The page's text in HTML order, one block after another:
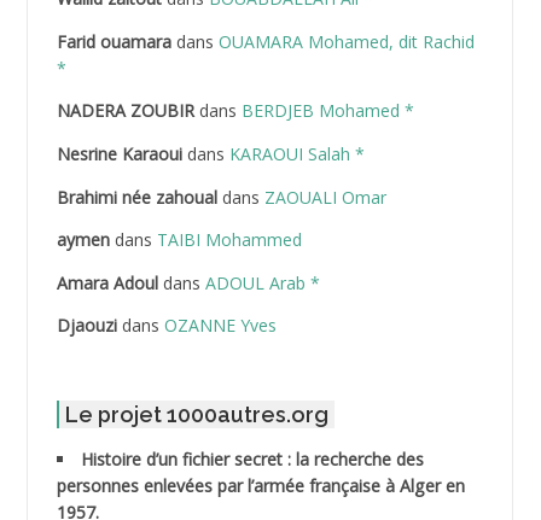
ABDELAZIZ Mohamed
ABDELHAFID Lakhdar
ABDELLI Mohamed
ABDELLI Mohamed *
ABDELMOUMENE Ahmed
ABDESMED Mohamed ben Kaddour
Farid ouamaradans OUAMARA Mohamed, dit Rachid
*
NADERA ZOUBIRdans BERDJEB Mohamed *
Nesrine Karaouidans KARAOUI Salah *
Brahimi née zahoualdans ZAOUALI Omar
aymendans TAIBI Mohammed
Amara Adouldans ADOUL Arab *
Djaouzidans OZANNE Yves
Le projet 1000autres.org
Histoire d’un fichier secret : la recherche des
personnes enlevées par l’armée française à Alger en
1957.